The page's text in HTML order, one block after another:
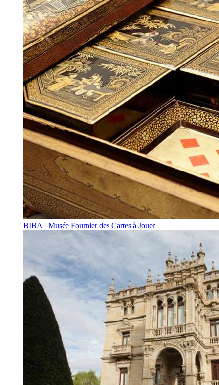
BIBAT Musée Fournier des Cartes à Jouer